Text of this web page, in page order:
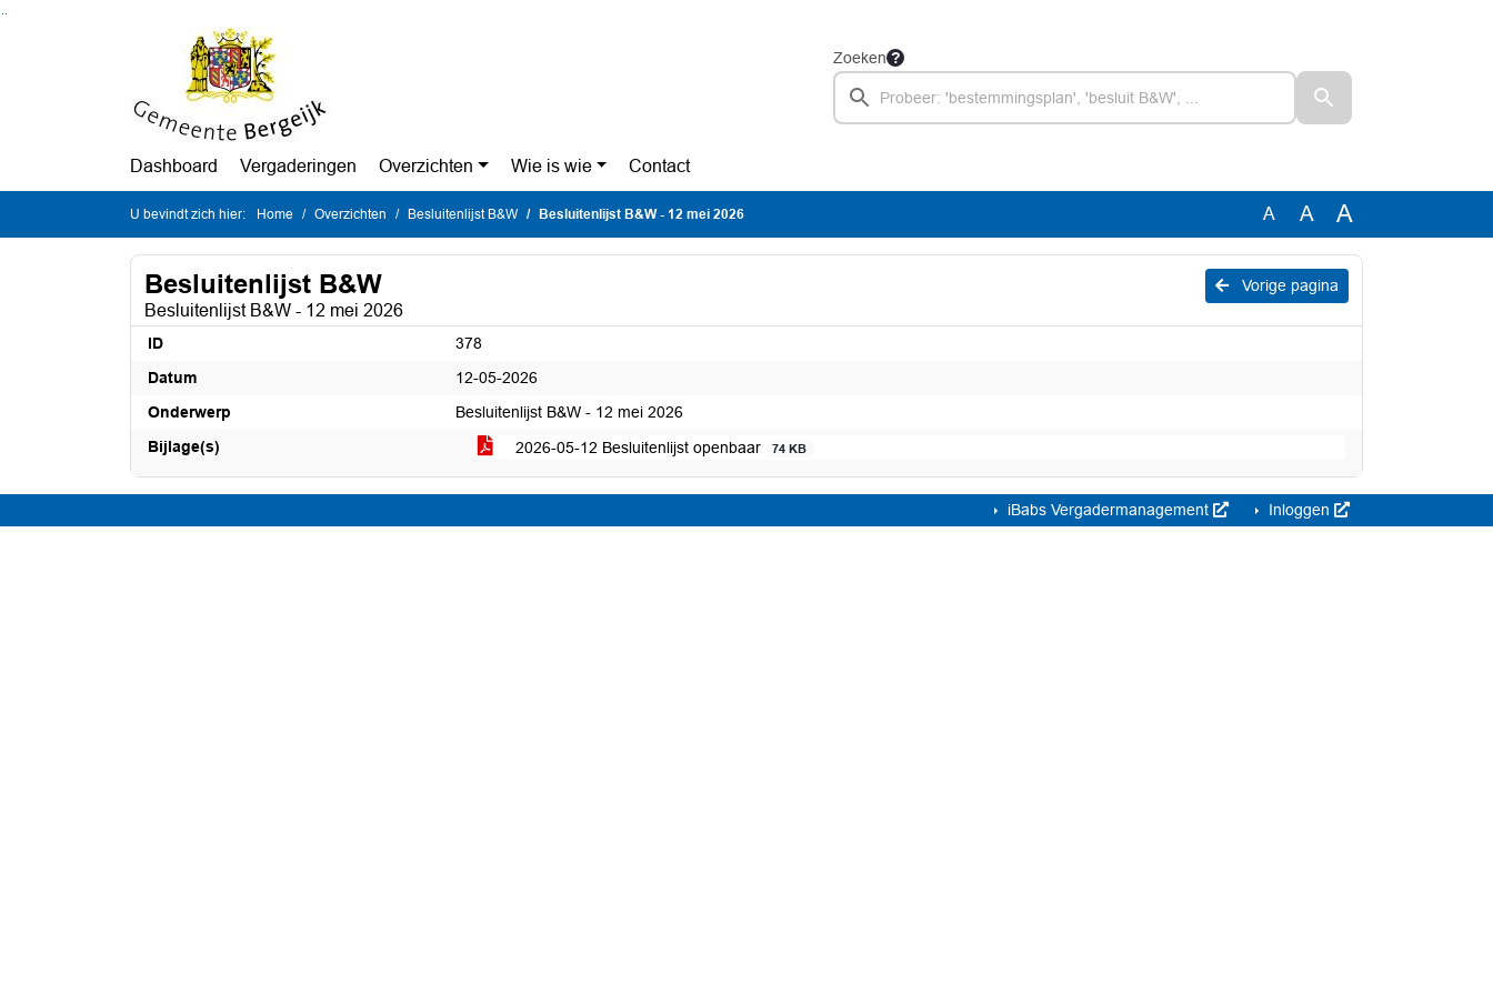
Ga naar de inhoud van deze pagina
Zoeken
Dashboard Vergaderingen Overzichten Wie is wie Contact
U bevindt zich hier: Home Overzichten Besluitenlijst B&W Besluitenlijst B&W - 12 mei 2026 A A A
Vorige pagina
Besluitenlijst B&W
Besluitenlijst B&W - 12 mei 2026
ID
378
Datum
12-05-2026
Onderwerp
Besluitenlijst B&W - 12 mei 2026
Bijlage(s)
2026-05-12 Besluitenlijst openbaar 74 KB
iBabs Vergadermanagement Inloggen